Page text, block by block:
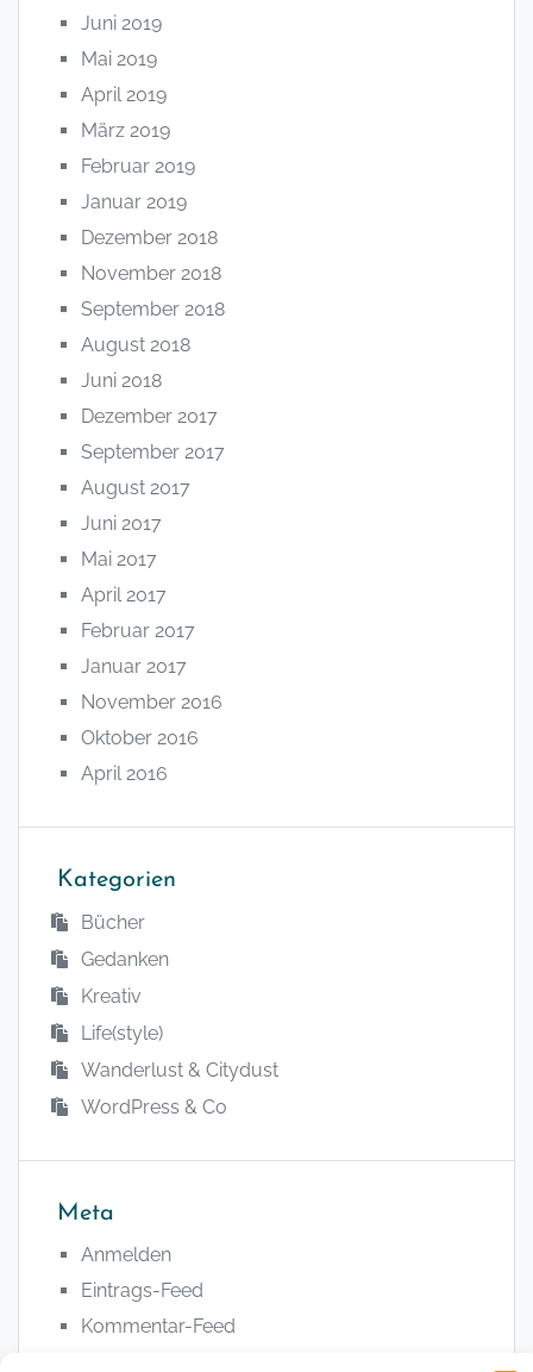
Juni 2019
Mai 2019
April 2019
März 2019
Februar 2019
Januar 2019
Dezember 2018
November 2018
September 2018
August 2018
Juni 2018
Dezember 2017
September 2017
August 2017
Juni 2017
Mai 2017
April 2017
Februar 2017
Januar 2017
November 2016
Oktober 2016
April 2016
Kategorien
Bücher
Gedanken
Kreativ
Life(style)
Wanderlust & Citydust
WordPress & Co
Meta
Anmelden
Eintrags-Feed
Kommentar-Feed